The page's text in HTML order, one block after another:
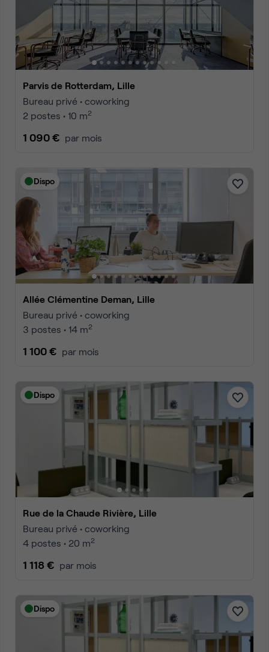
Parvis de Rotterdam, Lille
Bureau privé • coworking
2 postes • 10 m2
1 090 € par mois
Dispo
Allée Clémentine Deman, Lille
Bureau privé • coworking
3 postes • 14 m2
1 100 € par mois
Dispo
Rue de la Chaude Rivière, Lille
Bureau privé • coworking
4 postes • 20 m2
1 118 € par mois
Dispo